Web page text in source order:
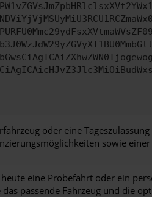
oder eine
sowie
eine Probefahrt oder ein
passende Fahrzeug und die